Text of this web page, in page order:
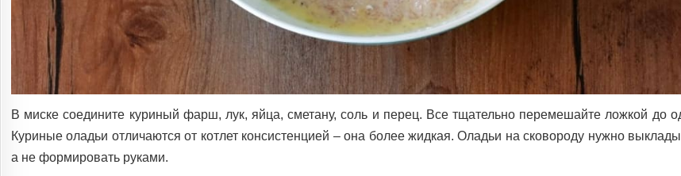
В миске соедините куриный фарш, лук, яйца, сметану, соль и перец. Все тщательно перемешайте ложкой до
Куриные оладьи отличаются от котлет консистенцией – она более жидкая. Оладьи на сковороду нужно
а не формировать руками.